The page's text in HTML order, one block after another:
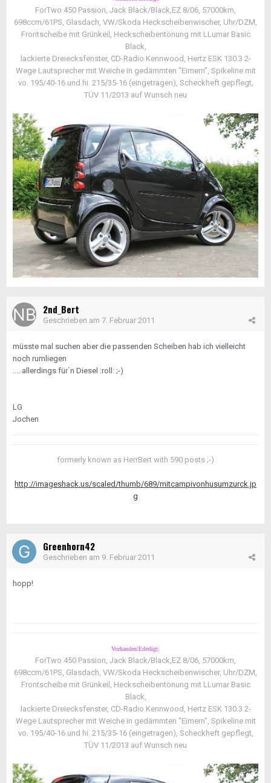
ForTwo 450 Passion, Jack Black/Black,EZ 8/06, 57000km,
698ccm/61PS, Glasdach, VW/Skoda Heckscheibenwischer, Uhr/DZM,
Frontscheibe mit Grünkeil, Heckscheibentönung mit LLumar Basic
Black,
lackierte Dreiecksfenster, CD-Radio Kennwood, Hertz ESK 130.3 2-
Wege Lautsprecher mit Weiche in gedämmten "Eimern", Spikeline mit
vo. 195/40-16 und hi. 215/35-16 (eingetragen), Scheckheft gepflegt,
TÜV 11/2013 auf Wunsch neu
2nd_Bert
Geschrieben am 7. Februar 2011
müsste mal suchen aber die passenden Scheiben hab ich vielleicht
noch rumliegen
.....allerdings für´n Diesel :roll: ;-)
LG
Jochen
formerly known as HerrBert with 590 posts ;-)
http://imageshack.us/scaled/thumb/689/mitcampivonhusumzurck.jp
g
Greenhorn42
Geschrieben am 9. Februar 2011
hopp!
Vorhanden/Erledigt:
ForTwo 450 Passion, Jack Black/Black,EZ 8/06, 57000km,
698ccm/61PS, Glasdach, VW/Skoda Heckscheibenwischer, Uhr/DZM,
Frontscheibe mit Grünkeil, Heckscheibentönung mit LLumar Basic
Black,
lackierte Dreiecksfenster, CD-Radio Kennwood, Hertz ESK 130.3 2-
Wege Lautsprecher mit Weiche in gedämmten "Eimern", Spikeline mit
vo. 195/40-16 und hi. 215/35-16 (eingetragen), Scheckheft gepflegt,
TÜV 11/2013 auf Wunsch neu